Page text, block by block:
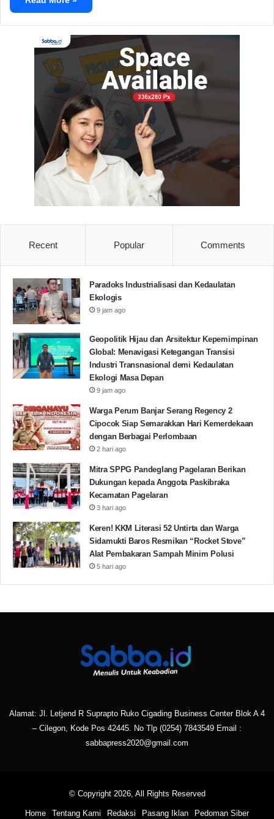
Recent Popular Comments
Paradoks Industrialisasi dan Kedaulatan
Ekologis
9 jam ago
Geopolitik Hijau dan Arsitektur Kepemimpinan
Global: Menavigasi Ketegangan Transisi
Industri Transnasional demi Kedaulatan
Ekologi Masa Depan
9 jam ago
Warga Perum Banjar Serang Regency 2
Cipocok Siap Semarakkan Hari Kemerdekaan
dengan Berbagai Perlombaan
2 hari ago
Mitra SPPG Pandeglang Pagelaran Berikan
Dukungan kepada Anggota Paskibraka
Kecamatan Pagelaran
3 hari ago
Keren! KKM Literasi 52 Untirta dan Warga
Sidamukti Baros Resmikan “Rocket Stove”
Alat Pembakaran Sampah Minim Polusi
5 hari ago
Alamat: Jl. Letjend R Suprapto Ruko Cigading Business Center Blok A 4
– Cilegon, Kode Pos 42445. No Tlp (0254) 7843549 Email :
sabbapress2020@gmail.com
© Copyright 2026, All Rights Reserved
Home Tentang Kami Redaksi Pasang Iklan Pedoman Siber